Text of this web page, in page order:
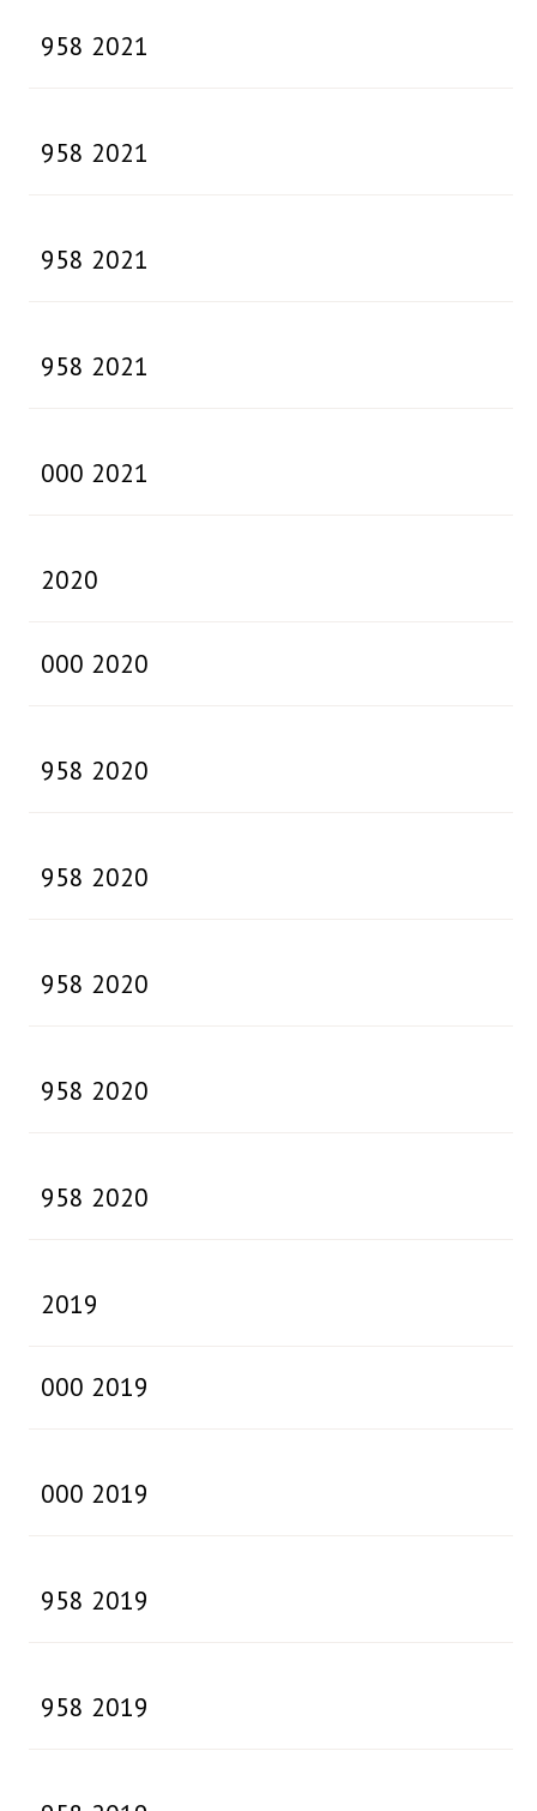
958 2021
958 2021
958 2021
958 2021
000 2021
2020
000 2020
958 2020
958 2020
958 2020
958 2020
958 2020
2019
000 2019
000 2019
958 2019
958 2019